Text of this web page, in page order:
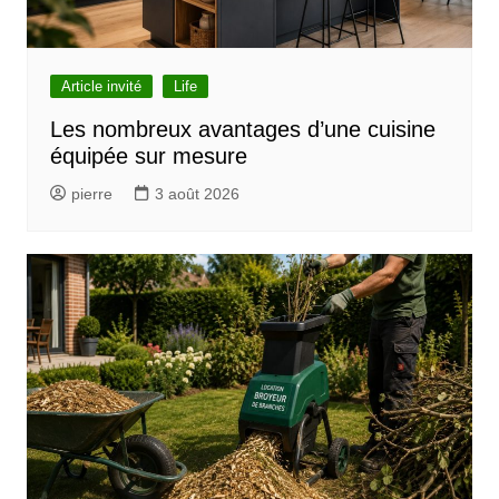
d
e
i
l
e
Article invité Life
Les nombreux avantages d’une cuisine
équipée sur mesure
pierre 3 août 2026